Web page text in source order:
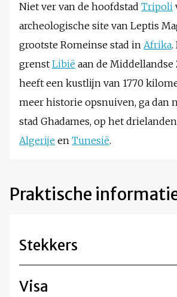
Niet ver van de hoofdstad Tripoli
archeologische site van Leptis
grootste Romeinse stad in Afrika.
grenst Libië aan de Middellandse
heeft een kustlijn van 1770
meer historie opsnuiven, ga dan
stad Ghadames, op het
Algerije en Tunesië.
Praktische
Stekkers
Visa